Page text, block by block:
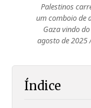
Palestinos
um comboio de
Gaza vindo
agosto de 2025
Índice